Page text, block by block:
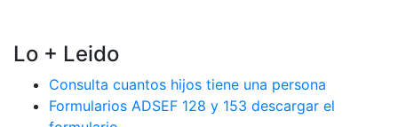
Lo + Leido
Consulta cuantos hijos tiene una persona
Formularios ADSEF 128 y 153 descargar el